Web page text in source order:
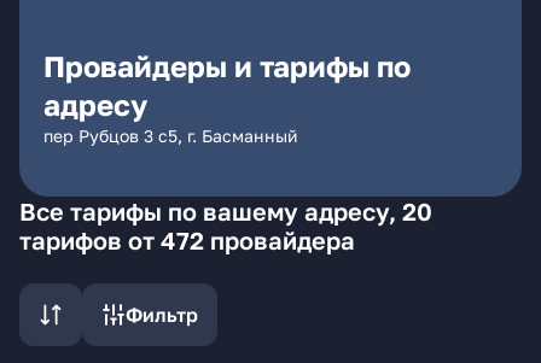
Провайдеры и тарифы по
адресу
пер Рубцов 3 с5, г. Басманный
Все тарифы по вашему адресу, 20
тарифов от 472 провайдера
Фильтр